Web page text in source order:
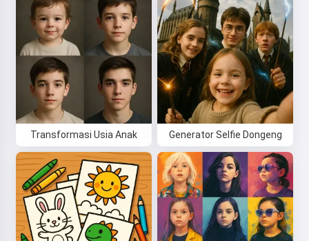
Transformasi Usia Anak Generator Selfie Dongeng
Hai! Aku Storiko 👋
Aku menceritakan dongeng
pengantar tidur ajaib untuk anak-